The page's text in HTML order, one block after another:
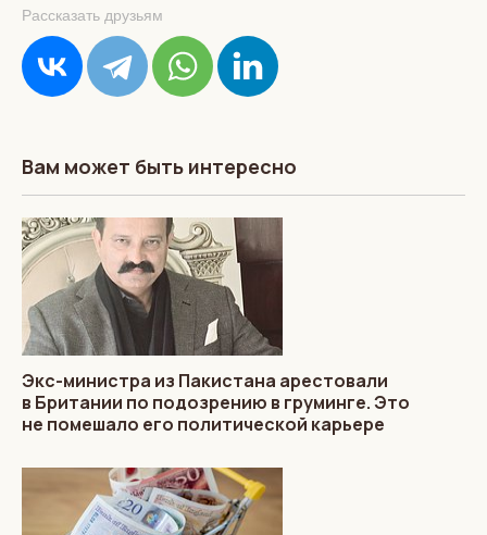
Рассказать друзьям
Вам может быть интересно
Экс-министра из Пакистана арестовали
в Британии по подозрению в груминге. Это
не помешало его политической карьере